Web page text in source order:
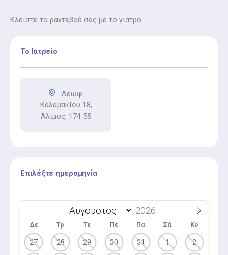
Κλείστε το ραντεβού σας με το γιατρό
Το Ιατρείο
Λεωφ.
Καλαμακίου 18,
Άλιμος, 174 55
Επιλέξτε ημερομηνία
Δε Τρ Τε Πέ Πα Σά Κυ
27 28 29 30 31 1 2